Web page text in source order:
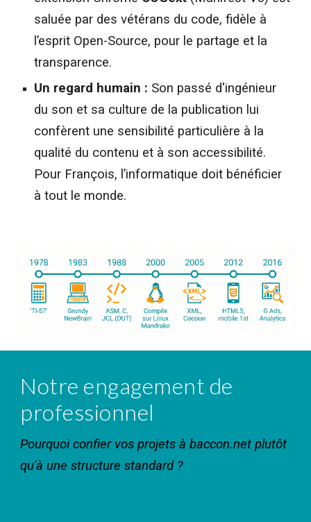
saluée par des vétérans du code, fidèle à
l’esprit Open-Source, pour le partage et la
transparence.
Un regard humain : Son passé d'ingénieur
du son et sa culture de la publication lui
confèrent une sensibilité particulière à la
qualité du contenu et à son accessibilité.
Pour François, l’informatique doit bénéficier
à tout le monde.
Notre engagement de
professionnel
Pourquoi confier vos projets à baccon.net plutôt
qu'à une structure standard ?